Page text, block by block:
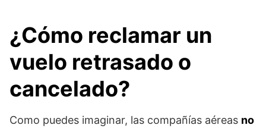
¿Cómo reclamar un
vuelo retrasado o
cancelado?
Como puedes imaginar, las compañías aéreas no